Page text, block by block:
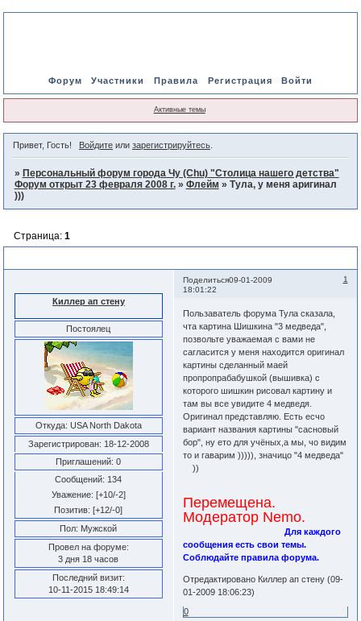
Форум Участники Правила Регистрация Войти
Активные темы
Привет, Гость! Войдитеили зарегистрируйтесь.
» Персональный форум города Чу (Chu) "Столица нашего детства"
Форум открыт 23 февраля 2008 г. » Флейм » Тула, у меня аригинал
)))
Страница: 1
Поделиться 1
09-01-2009
18:01:22
Киллер ап стену
Постоялец
Откуда: USA North Dakota
Зарегистрирован: 18-12-2008
Приглашений: 0
Сообщений: 134
Уважение: [+10/-2]
Позитив: [+12/-0]
Пол: Мужской
Провел на форуме:
3 дня 18 часов
Последний визит:
10-11-2015 18:49:14
Пользаватель форума Тула сказала,
чта картина Шишкина "3 медведа",
позвольте уважаемая с вами не
сагласится у меня находится оригинал
картины сделанный маей
пропропрабабушкой (вышивка) с
которого шишкин рисовал картину и
там вы все увидите 4 медведя.
Оригинал представляю. Есть есчо
вариант названия картины "сасновый
бор", ну ето для учёных,а мы, чо видим
то и гаварим ))))), значицо "4 медведа"
))
Перемещена.
Модератор Nemo.
Для каждого
сообщения есть свои темы.
Соблюдайте правила форума.
Отредактировано Киллер ап стену (09-
01-2009 18:06:23)
0